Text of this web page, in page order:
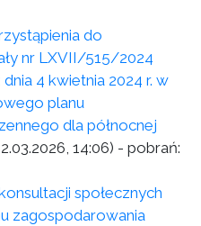
do
nr LXVII/515/2024
4 kwietnia 2024 r. w
planu
dla północnej
14:06) - pobrań:
społecznych
zagospodarowania